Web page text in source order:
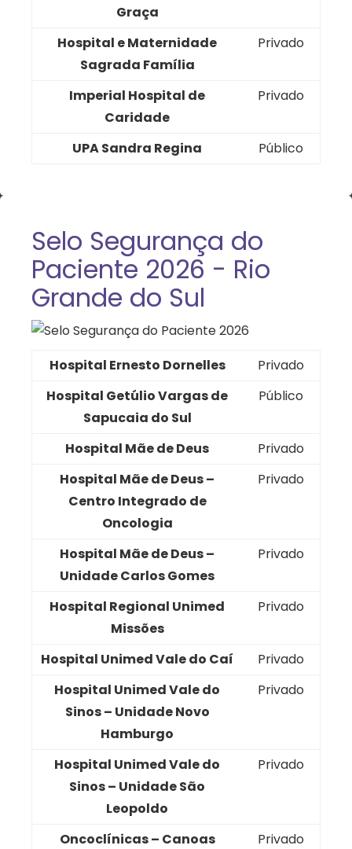
Graça
Hospital e Maternidade
Sagrada Família
Privado
Imperial Hospital de
Caridade
Privado
UPA Sandra Regina Público
Selo Segurança do
Paciente 2026 - Rio
Grande do Sul
Hospital Ernesto Dornelles
Privado
Hospital Getúlio Vargas de
Sapucaia do Sul
Público
Hospital Mãe de Deus
Privado
Hospital Mãe de Deus –
Centro Integrado de
Oncologia
Privado
Hospital Mãe de Deus –
Unidade Carlos Gomes
Privado
Hospital Regional Unimed
Missões
Privado
Hospital Unimed Vale do Caí
Privado
Hospital Unimed Vale do
Sinos – Unidade Novo
Hamburgo
Privado
Hospital Unimed Vale do
Sinos – Unidade São
Leopoldo
Privado
Oncoclínicas – Canoas
Privado